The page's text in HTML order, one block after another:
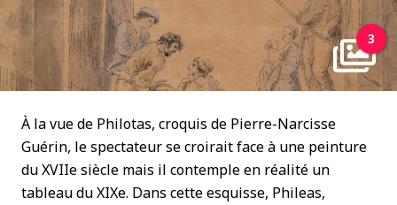
3
À la vue de Philotas, croquis de Pierre-Narcisse
Guérin, le spectateur se croirait face à une peinture
du XVIIe siècle mais il contemple en réalité un
tableau du XIXe. Dans cette esquisse, Phileas,